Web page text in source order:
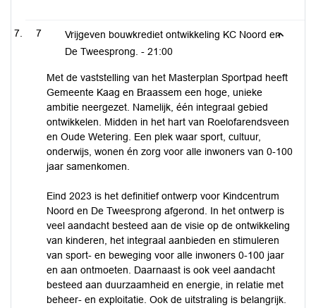
7
Vrijgeven bouwkrediet ontwikkeling KC Noord en
De Tweesprong. - 21:00
Met de vaststelling van het Masterplan Sportpad heeft
Gemeente Kaag en Braassem een hoge, unieke
ambitie neergezet. Namelijk, één integraal gebied
ontwikkelen. Midden in het hart van Roelofarendsveen
en Oude Wetering. Een plek waar sport, cultuur,
onderwijs, wonen én zorg voor alle inwoners van 0-100
jaar samenkomen.
Eind 2023 is het definitief ontwerp voor Kindcentrum
Noord en De Tweesprong afgerond. In het ontwerp is
veel aandacht besteed aan de visie op de ontwikkeling
van kinderen, het integraal aanbieden en stimuleren
van sport- en beweging voor alle inwoners 0-100 jaar
en aan ontmoeten. Daarnaast is ook veel aandacht
besteed aan duurzaamheid en energie, in relatie met
beheer- en exploitatie. Ook de uitstraling is belangrijk.